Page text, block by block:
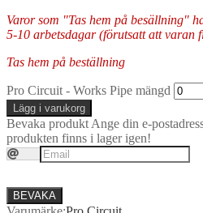
Varor som "Tas hem på besällning"
5-10 arbetsdagar (förutsatt att varan
Tas hem på beställning
Pro Circuit - Works Pipe mängd
Lägg i varukorg
Bevaka produkt Ange din e-
produkten finns i lager igen!
BEVAKA